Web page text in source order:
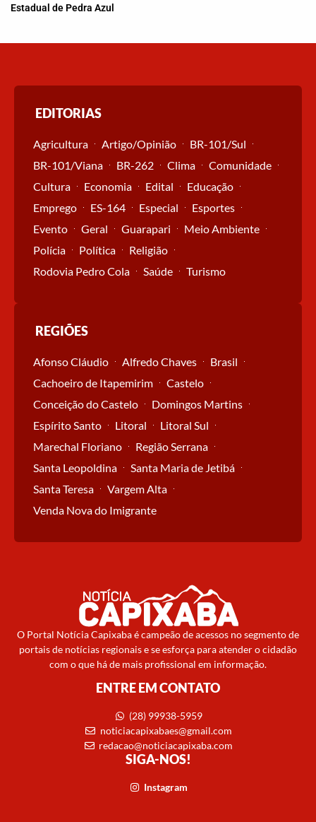
Estadual de Pedra Azul
EDITORIAS
Agricultura Artigo/Opinião
BR-101/Sul
BR-101/Viana
BR-262 Clima
Comunidade
Cultura
Economia Edital
Educação
Emprego
ES-164 Especial
Esportes
Evento
Geral Guarapari
Meio Ambiente
Polícia
Política
Religião
Rodovia Pedro Cola
Saúde Turismo
REGIÕES
Afonso Cláudio Alfredo Chaves
Brasil
Cachoeiro de Itapemirim
Castelo
Conceição do Castelo
Domingos Martins
Espírito Santo
Litoral
Litoral Sul
Marechal Floriano
Região Serrana
Santa Leopoldina
Santa Maria de Jetibá
Santa Teresa
Vargem Alta
Venda Nova do Imigrante
O Portal Notícia Capixaba é campeão de acessos no segmento de
portais de notícias regionais e se esforça para atender o cidadão
com o que há de mais profissional em informação.
ENTRE EM CONTATO
(28) 99938-5959
noticiacapixabaes@gmail.com
redacao@noticiacapixaba.com
SIGA-NOS!
Instagram